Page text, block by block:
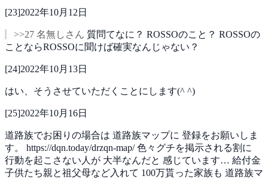
[23]2022年10月12日
>>27 名無しさん 質問てなに？ ROSSOのこと？ ROSSOの
ことならROSSOに聞けば確実なんじゃない？
[24]2022年10月13日
はい、そうさせていただくことにします(^ ^)
[25]2022年10月16日
道路族でお困りの場合は 道路族マップに 登録をお願いしま
す。 https://dqn.today/drzqn-map/色々グチを掲示される割に
行動を起こさない人が 大半なんだと 感じています… 給付金
子供たち親と祖父母など入れて 100万貰った家族も 道路族マ